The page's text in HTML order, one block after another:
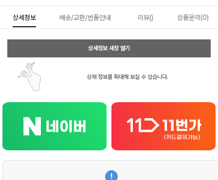
상세정보 배송/교환/반품안내 리뷰() 상품문의(0)
상세정보 새창 열기
상세 정보를 확대해 보실 수 있습니다.
!